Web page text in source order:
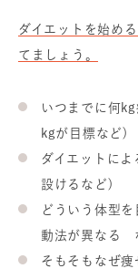
ダイエットを始め
てましょう。
いつまでに何
kgが目標など)
ダイエットによ
設けるなど)
どういう体型
動法が異なる
そもそもなぜ